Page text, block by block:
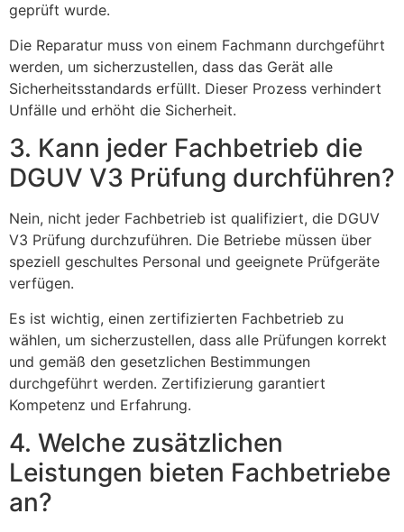
geprüft wurde.
Die Reparatur muss von einem Fachmann durchgeführt
werden, um sicherzustellen, dass das Gerät alle
Sicherheitsstandards erfüllt. Dieser Prozess verhindert
Unfälle und erhöht die Sicherheit.
3. Kann jeder Fachbetrieb die
DGUV V3 Prüfung durchführen?
Nein, nicht jeder Fachbetrieb ist qualifiziert, die DGUV
V3 Prüfung durchzuführen. Die Betriebe müssen über
speziell geschultes Personal und geeignete Prüfgeräte
verfügen.
Es ist wichtig, einen zertifizierten Fachbetrieb zu
wählen, um sicherzustellen, dass alle Prüfungen korrekt
und gemäß den gesetzlichen Bestimmungen
durchgeführt werden. Zertifizierung garantiert
Kompetenz und Erfahrung.
4. Welche zusätzlichen
Leistungen bieten Fachbetriebe
an?